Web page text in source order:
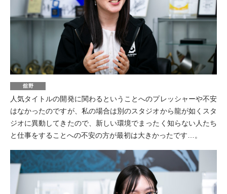
舘野
人気タイトルの開発に関わるということへのプレッシャーや不安
はなかったのですが、私の場合は別のスタジオから龍が如くスタ
ジオに異動してきたので、新しい環境でまったく知らない人たち
と仕事をすることへの不安の方が最初は大きかったです…。